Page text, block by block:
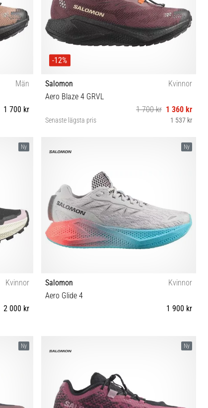
Män
1 700 kr
-12%
Salomon
Kvinnor
Aero Blaze 4 GRVL
1 700 kr 1 360 kr
Senaste lägsta pris 1 537 kr
Ny
Kvinnor
2 000 kr
Ny
Salomon
Kvinnor
Aero Glide 4
1 900 kr
Ny Ny